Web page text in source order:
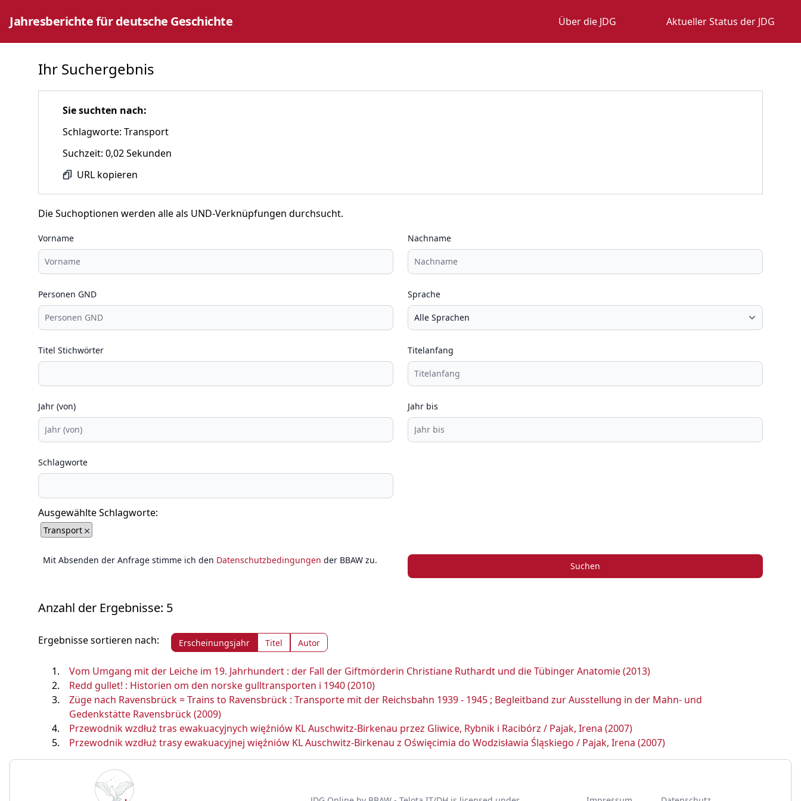
Jahresberichte für deutsche Geschichte Über die JDG Aktueller Status der JDG
Ihr Suchergebnis
Sie suchten nach:
Schlagworte: Transport
Suchzeit: 0,02 Sekunden
URL kopieren
Die Suchoptionen werden alle als UND-Verknüpfungen durchsucht.
Vorname Nachname
Personen GND Sprache
Titel Stichwörter Titelanfang
Jahr (von) Jahr bis
Schlagworte
Ausgewählte Schlagworte:
Transport
Mit Absenden der Anfrage stimme ich den Datenschutzbedingungen der BBAW zu.
Suchen
Anzahl der Ergebnisse: 5
Ergebnisse sortieren nach: Erscheinungsjahr Titel Autor
Vom Umgang mit der Leiche im 19. Jahrhundert : der Fall der Giftmörderin Christiane Ruthardt und die Tübinger Anatomie (2013)
Redd gullet! : Historien om den norske gulltransporten i 1940 (2010)
Züge nach Ravensbrück = Trains to Ravensbrück : Transporte mit der Reichsbahn 1939 - 1945 ; Begleitband zur Ausstellung in der Mahn- und
Gedenkstätte Ravensbrück (2009)
Przewodnik wzdłuż tras ewakuacyjnych więźniów KL Auschwitz-Birkenau przez Gliwice, Rybnik i Racibórz / Pajak, Irena (2007)
Przewodnik wzdłuż trasy ewakuacyjnej więźniów KL Auschwitz-Birkenau z Oświęcimia do Wodzisławia Śląskiego / Pajak, Irena (2007)